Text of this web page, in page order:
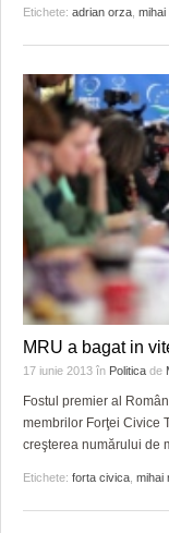
Etichete: adrian orza
MRU a bagat in
17 iunie 2013 în Politica de
Fostul premier al
membrilor Forţei Civice
creşterea numărului de
Etichete: forta civica mihai